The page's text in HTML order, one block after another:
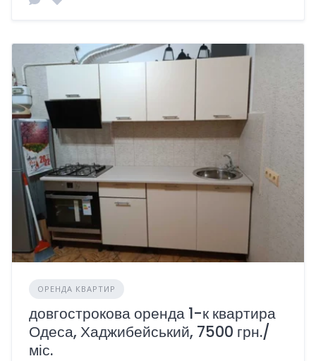
ОРЕНДА КВАРТИР
довгострокова оренда 1-к квартира
Одеса, Хаджибейський, 7500 грн./
міс.